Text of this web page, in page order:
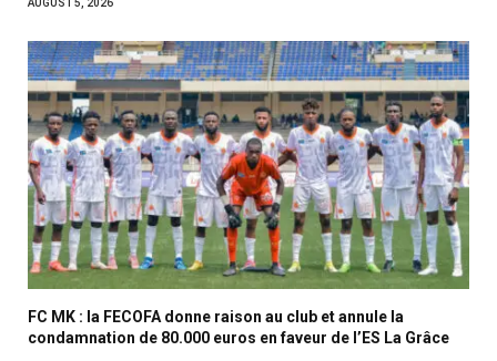
AUGUST 5, 2026
FC MK : la FECOFA donne raison au club et annule la
condamnation de 80.000 euros en faveur de l’ES La Grâce